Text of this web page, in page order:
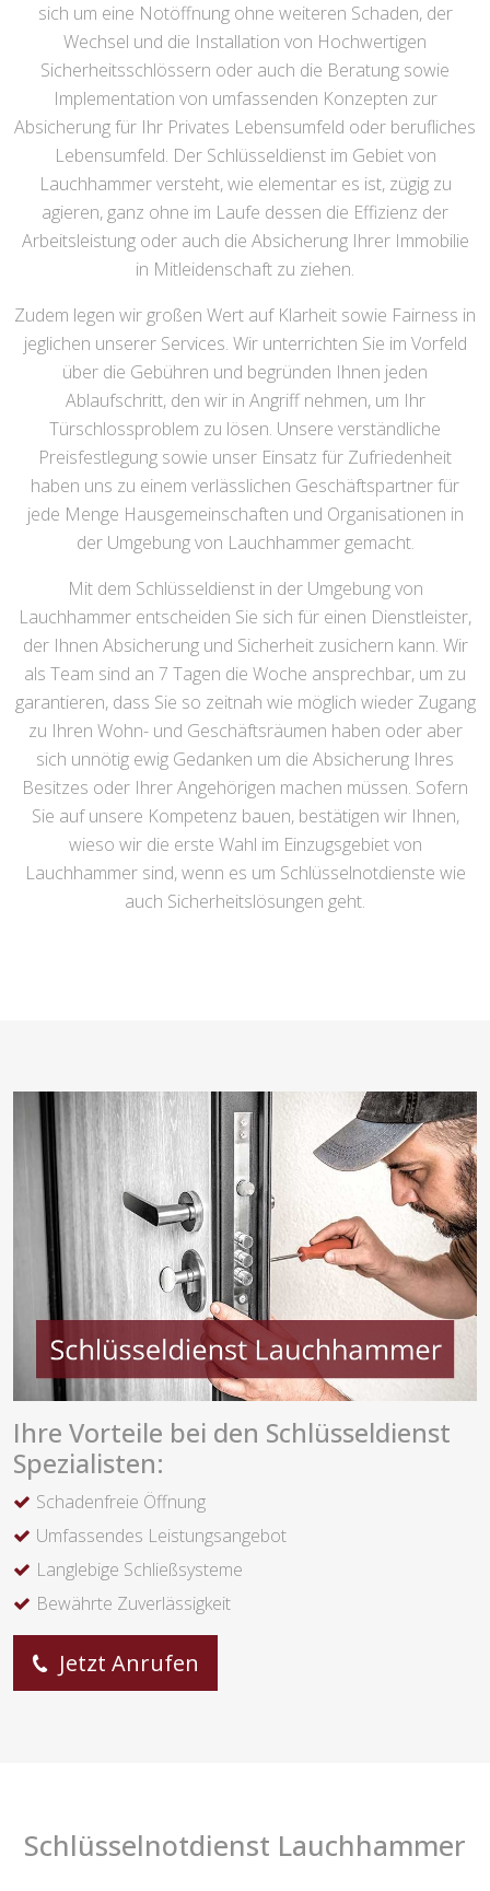
sich um eine Notöffnung ohne weiteren Schaden, der
Wechsel und die Installation von Hochwertigen
Sicherheitsschlössern oder auch die Beratung sowie
Implementation von umfassenden Konzepten zur
Absicherung für Ihr Privates Lebensumfeld oder berufliches
Lebensumfeld. Der Schlüsseldienst im Gebiet von
Lauchhammer versteht, wie elementar es ist, zügig zu
agieren, ganz ohne im Laufe dessen die Effizienz der
Arbeitsleistung oder auch die Absicherung Ihrer Immobilie
in Mitleidenschaft zu ziehen.
Zudem legen wir großen Wert auf Klarheit sowie Fairness in
jeglichen unserer Services. Wir unterrichten Sie im Vorfeld
über die Gebühren und begründen Ihnen jeden
Ablaufschritt, den wir in Angriff nehmen, um Ihr
Türschlossproblem zu lösen. Unsere verständliche
Preisfestlegung sowie unser Einsatz für Zufriedenheit
haben uns zu einem verlässlichen Geschäftspartner für
jede Menge Hausgemeinschaften und Organisationen in
der Umgebung von Lauchhammer gemacht.
Mit dem Schlüsseldienst in der Umgebung von
Lauchhammer entscheiden Sie sich für einen Dienstleister,
der Ihnen Absicherung und Sicherheit zusichern kann. Wir
als Team sind an 7 Tagen die Woche ansprechbar, um zu
garantieren, dass Sie so zeitnah wie möglich wieder Zugang
zu Ihren Wohn- und Geschäftsräumen haben oder aber
sich unnötig ewig Gedanken um die Absicherung Ihres
Besitzes oder Ihrer Angehörigen machen müssen. Sofern
Sie auf unsere Kompetenz bauen, bestätigen wir Ihnen,
wieso wir die erste Wahl im Einzugsgebiet von
Lauchhammer sind, wenn es um Schlüsselnotdienste wie
auch Sicherheitslösungen geht.
Ihre Vorteile bei den Schlüsseldienst
Spezialisten:
Schadenfreie Öffnung
Umfassendes Leistungsangebot
Langlebige Schließsysteme
Bewährte Zuverlässigkeit
Jetzt Anrufen
Schlüsselnotdienst Lauchhammer